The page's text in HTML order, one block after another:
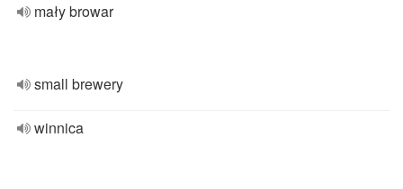
mały browar
small brewery
winnica